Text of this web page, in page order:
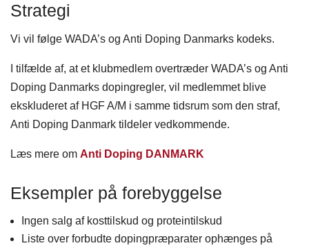
Strategi
Vi vil følge WADA’s og Anti Doping Danmarks kodeks.
I tilfælde af, at et klubmedlem overtræder WADA’s og Anti
Doping Danmarks dopingregler, vil medlemmet blive
ekskluderet af HGF A/M i samme tidsrum som den straf,
Anti Doping Danmark tildeler vedkommende.
Læs mere om Anti Doping DANMARK
Eksempler på forebyggelse
Ingen salg af kosttilskud og proteintilskud
Liste over forbudte dopingpræparater ophænges på